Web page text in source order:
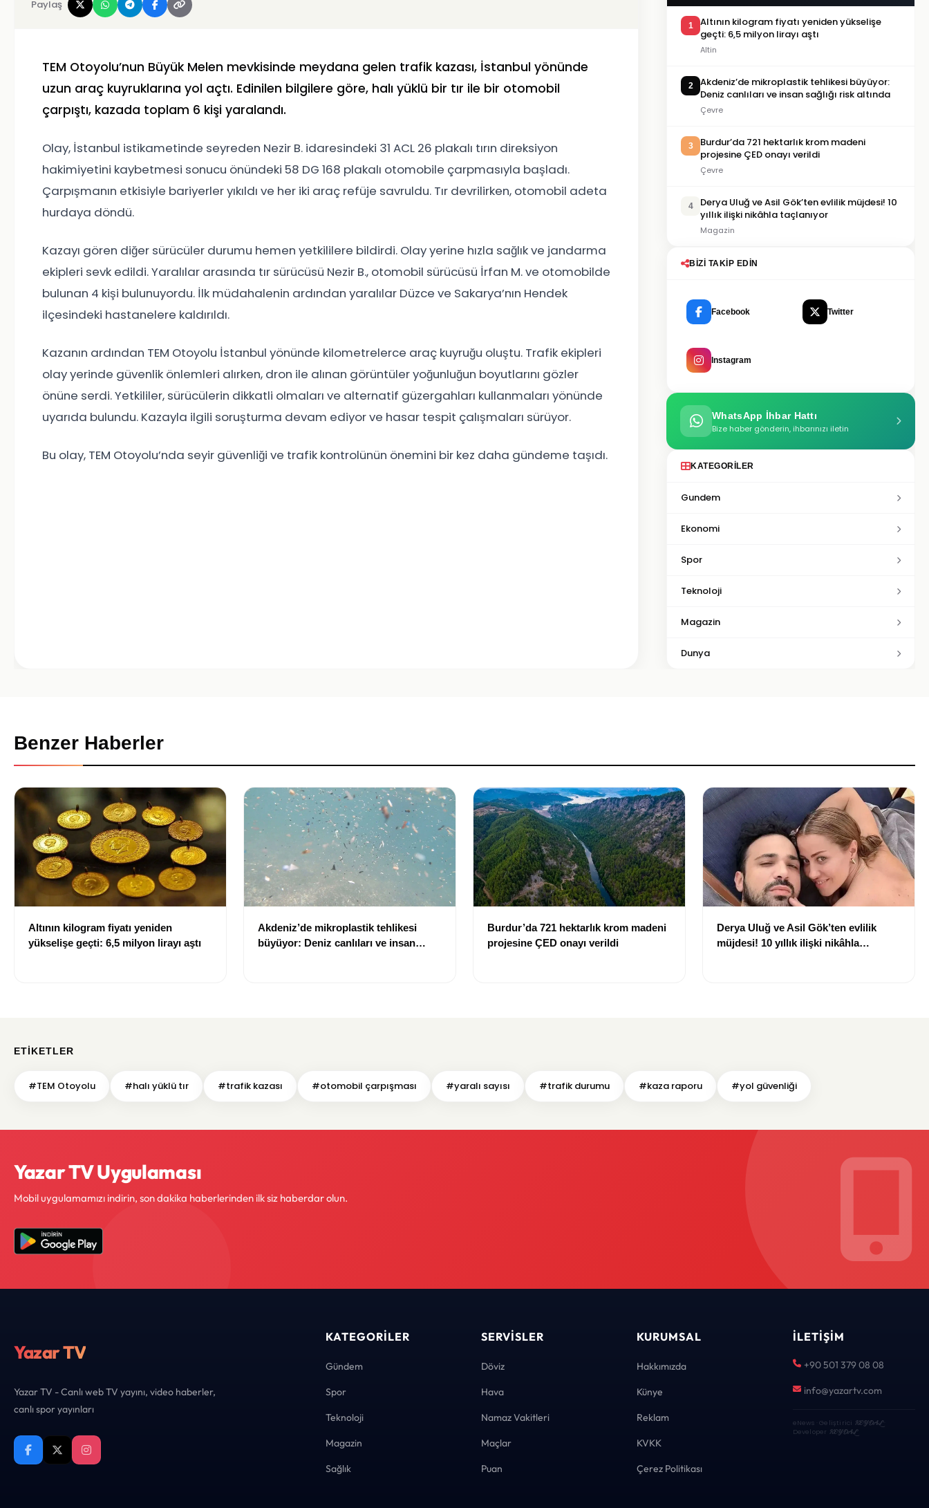
Paylaş
TEM Otoyolu’nun Büyük Melen mevkisinde meydana gelen trafik kazası, İstanbul yönünde
uzun araç kuyruklarına yol açtı. Edinilen bilgilere göre, halı yüklü bir tır ile bir otomobil
çarpıştı, kazada toplam 6 kişi yaralandı.
Olay, İstanbul istikametinde seyreden Nezir B. idaresindeki 31 ACL 26 plakalı tırın direksiyon
hakimiyetini kaybetmesi sonucu önündeki 58 DG 168 plakalı otomobile çarpmasıyla başladı.
Çarpışmanın etkisiyle bariyerler yıkıldı ve her iki araç refüje savruldu. Tır devrilirken, otomobil adeta
hurdaya döndü.
Kazayı gören diğer sürücüler durumu hemen yetkililere bildirdi. Olay yerine hızla sağlık ve jandarma
ekipleri sevk edildi. Yaralılar arasında tır sürücüsü Nezir B., otomobil sürücüsü İrfan M. ve otomobilde
bulunan 4 kişi bulunuyordu. İlk müdahalenin ardından yaralılar Düzce ve Sakarya’nın Hendek
ilçesindeki hastanelere kaldırıldı.
Kazanın ardından TEM Otoyolu İstanbul yönünde kilometrelerce araç kuyruğu oluştu. Trafik ekipleri
olay yerinde güvenlik önlemleri alırken, dron ile alınan görüntüler yoğunluğun boyutlarını gözler
önüne serdi. Yetkililer, sürücülerin dikkatli olmaları ve alternatif güzergahları kullanmaları yönünde
uyarıda bulundu. Kazayla ilgili soruşturma devam ediyor ve hasar tespit çalışmaları sürüyor.
Bu olay, TEM Otoyolu’nda seyir güvenliği ve trafik kontrolünün önemini bir kez daha gündeme taşıdı.
1
Altının kilogram fiyatı yeniden yükselişe
geçti: 6,5 milyon lirayı aştı
Altin
2
Akdeniz’de mikroplastik tehlikesi büyüyor:
Deniz canlıları ve insan sağlığı risk altında
Çevre
3
Burdur’da 721 hektarlık krom madeni
projesine ÇED onayı verildi
Çevre
4
Derya Uluğ ve Asil Gök’ten evlilik müjdesi! 10
yıllık ilişki nikâhla taçlanıyor
Magazin
BIZI TAKIP EDIN
Facebook Twitter
Instagram
WhatsApp İhbar Hattı
Bize haber gönderin, ihbarınızı iletin
KATEGORILER
Gundem
Ekonomi
Spor
Teknoloji
Magazin
Dunya
Benzer Haberler
Altının kilogram fiyatı yeniden
yükselişe geçti: 6,5 milyon lirayı aştı
Akdeniz’de mikroplastik tehlikesi
büyüyor: Deniz canlıları ve insan
Burdur’da 721 hektarlık krom madeni
projesine ÇED onayı verildi
Derya Uluğ ve Asil Gök’ten evlilik
müjdesi! 10 yıllık ilişki nikâhla
ETIKETLER
#TEM Otoyolu #halı yüklü tır #trafik kazası #otomobil çarpışması #yaralı sayısı #trafik durumu #kaza raporu #yol güvenliği
Yazar TV Uygulaması
Mobil uygulamamızı indirin, son dakika haberlerinden ilk siz haberdar olun.
Yazar TV
Yazar TV - Canlı web TV yayını, video haberler,
canlı spor yayınları
KATEGORILER
Gündem
Spor
Teknoloji
Magazin
Sağlık
SERVISLER
Döviz
Hava
Namaz Vakitleri
Maçlar
Puan
KURUMSAL
Hakkımızda
Künye
Reklam
KVKK
Çerez Politikası
İLETIŞIM
+90 501 379 08 08
info@yazartv.com
eNews · Geliştirici KEYDAL·
Developer KEYDAL